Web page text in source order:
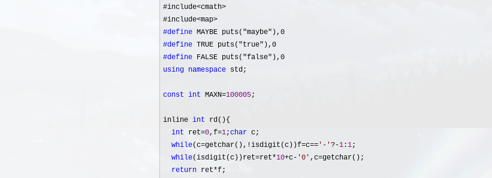
#include<cmath>
#include
#define
#define
#define
using namespace std;
const int MAXN=100005;
inline int rd(){
int ret=0,f=1;char c;
while(c=getchar(),!isdigit(c))f=c== ' - '?-1 :1;
while(isdigit(c))ret=ret*10+c- '0 ' ,c=getchar();
return ret*f;